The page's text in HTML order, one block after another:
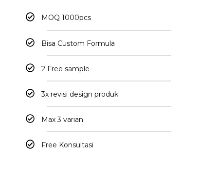
MOQ 1000pcs
Bisa Custom Formula
2 Free sample
3x revisi design produk
Max 3 varian
Free Konsultasi